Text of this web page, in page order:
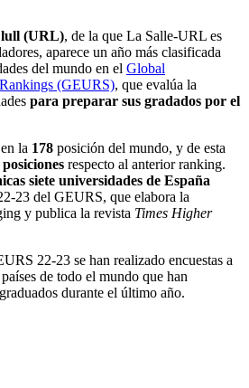
(URL), de la que La Salle-URL es
aparece un año más clasificada
del mundo en el Global
(GEURS), que evalúa la
para preparar sus gradados por el
la 178 posición del mundo, y de esta
posiciones respecto al anterior ranking.
siete universidades de España
23 del GEURS, que elabora la
y publica la revista Times Higher
22-23 se han realizado encuestas a
de todo el mundo que han
durante el último año.